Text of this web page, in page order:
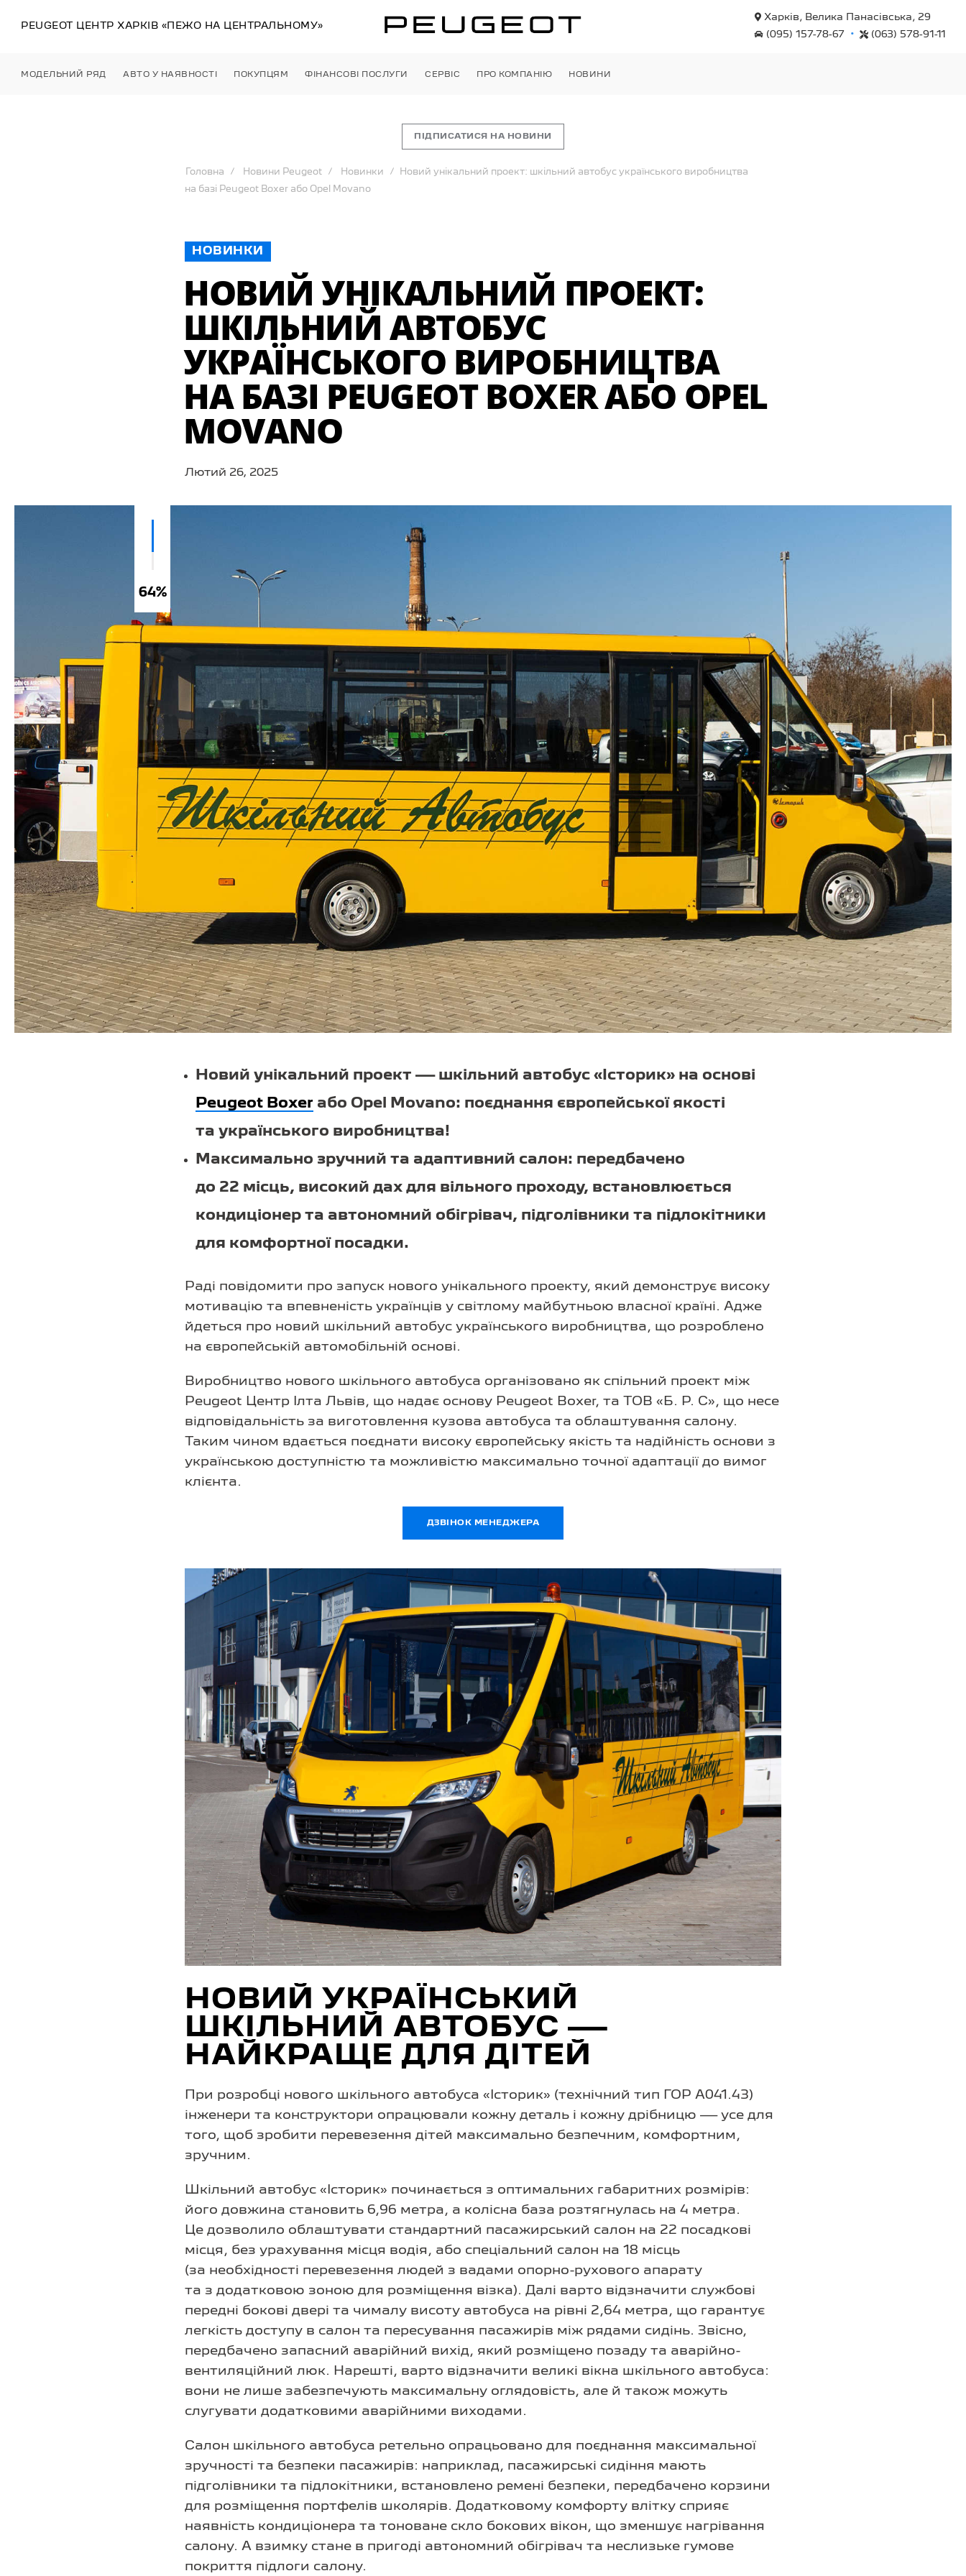
PEUGEOT ЦЕНТР ХАРКІВ «ПЕЖО НА ЦЕНТРАЛЬНОМУ»
Харків, Велика Панасівська, 29
(095) 157-78-67
• (063) 578-91-11
МОДЕЛЬНИЙ РЯД АВТО У НАЯВНОСТІ ПОКУПЦЯМ ФІНАНСОВІ ПОСЛУГИ СЕРВІС ПРО КОМПАНІЮ НОВИНИ
ПІДПИСАТИСЯ НА НОВИНИ
Головна Новини Peugeot Новинки Новий унікальний проект: шкільний автобус українського виробництва
на базі Peugeot Boxer або Opel Movano
НОВИНКИ
НОВИЙ УНІКАЛЬНИЙ ПРОЕКТ:
ШКІЛЬНИЙ АВТОБУС
УКРАЇНСЬКОГО ВИРОБНИЦТВА
НА БАЗІ PEUGEOT BOXER АБО OPEL
MOVANO
Лютий 26, 2025
64%
Новий унікальний проект — шкільний автобус «Історик» на основі
Peugeot Boxer або Opel Movano: поєднання європейської якості
та українського виробництва!
Максимально зручний та адаптивний салон: передбачено
до 22 місць, високий дах для вільного проходу, встановлюється
кондиціонер та автономний обігрівач, підголівники та підлокітники
для комфортної посадки.
Раді повідомити про запуск нового унікального проекту, який демонструє високу
мотивацію та впевненість українців у світлому майбутньою власної країні. Адже
йдеться про новий шкільний автобус українського виробництва, що розроблено
на європейській автомобільній основі.
Виробництво нового шкільного автобуса організовано як спільний проект між
Peugeot Центр Ілта Львів, що надає основу Peugeot Boxer, та ТОВ «Б. Р. С», що несе
відповідальність за виготовлення кузова автобуса та облаштування салону.
Таким чином вдається поєднати високу європейську якість та надійність основи з
українською доступністю та можливістю максимально точної адаптації до вимог
клієнта.
ДЗВІНОК МЕНЕДЖЕРА
НОВИЙ УКРАЇНСЬКИЙ
ШКІЛЬНИЙ АВТОБУС —
НАЙКРАЩЕ ДЛЯ ДІТЕЙ
При розробці нового шкільного автобуса «Історик» (технічний тип ГОР А041.43)
інженери та конструктори опрацювали кожну деталь і кожну дрібницю — усе для
того, щоб зробити перевезення дітей максимально безпечним, комфортним,
зручним.
Шкільний автобус «Історик» починається з оптимальних габаритних розмірів:
його довжина становить 6,96 метра, а колісна база розтягнулась на 4 метра.
Це дозволило облаштувати стандартний пасажирський салон на 22 посадкові
місця, без урахування місця водія, або спеціальний салон на 18 місць
(за необхідності перевезення людей з вадами опорно-рухового апарату
та з додатковою зоною для розміщення візка). Далі варто відзначити службові
передні бокові двері та чималу висоту автобуса на рівні 2,64 метра, що гарантує
легкість доступу в салон та пересування пасажирів між рядами сидінь. Звісно,
передбачено запасний аварійний вихід, який розміщено позаду та аварійно-
вентиляційний люк. Нарешті, варто відзначити великі вікна шкільного автобуса:
вони не лише забезпечують максимальну оглядовість, але й також можуть
слугувати додатковими аварійними виходами.
Салон шкільного автобуса ретельно опрацьовано для поєднання максимальної
зручності та безпеки пасажирів: наприклад, пасажирські сидіння мають
підголівники та підлокітники, встановлено ремені безпеки, передбачено корзини
для розміщення портфелів школярів. Додатковому комфорту влітку сприяє
наявність кондиціонера та тоноване скло бокових вікон, що зменшує нагрівання
салону. А взимку стане в пригоді автономний обігрівач та неслизьке гумове
покриття підлоги салону.